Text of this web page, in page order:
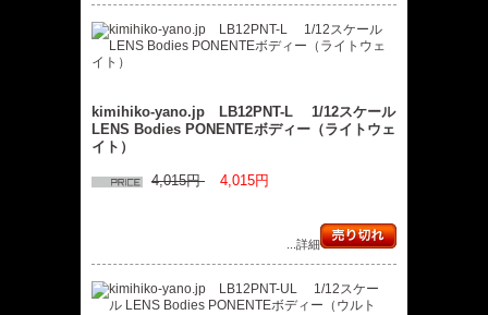
kimihiko-yano.jp LB12PNT-L 1/12スケール
LENS Bodies PONENTEボディー（ライトウェ
イト）
4,015円 4,015円
...詳細